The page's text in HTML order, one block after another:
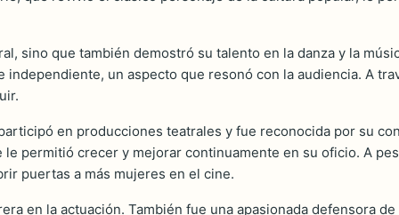
sino que también demostró su talento en la danza y la
un aspecto que resonó con la audiencia. A
en producciones teatrales y fue reconocida por su
permitió crecer y mejorar continuamente en su oficio. A
puertas a más mujeres en el cine.
en la actuación. También fue una apasionada defensora